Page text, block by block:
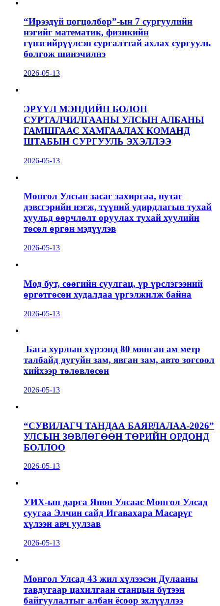
“Ирээдүй цогцолбор”-ын 7 сургуулийн
нэгийг математик, физикийн
гүнзгийрүүлсэн сургалттай ахлах сургууль
болгож шинэчилнэ
2026-05-13
ЭРҮҮЛ МЭНДИЙН БОЛОН
СУРТАЛЧИЛГААНЫ УЛСЫН АЛБАНЫ
ГАМШГААС ХАМГААЛАХ КОМАНД
ШТАБЫН СУРГУУЛЬ ЭХЭЛЛЭЭ
2026-05-13
Монгол Улсын засаг захиргаа, нутаг
дэвсгэрийн нэгж, түүний удирдлагын тухай
хуульд өөрчлөлт оруулах тухай хуулийн
төсөл өргөн мэдүүлэв
2026-05-13
Мод бут, сөөгийн суулгац, үр үрслэгээний
өргөтгөсөн худалдаа үргэлжилж байна
2026-05-13
Бага хурлын хүрээнд 80 мянган ам метр
талбайд дугуйн зам, явган зам, авто зогсоол
хийхээр төлөвлөсөн
2026-05-13
“СУВИЛАГЧ ТАНДАА БАЯРЛАЛАА-2026”
УЛСЫН ЗӨВЛӨГӨӨН ТӨРИЙН ОРДОНД
БОЛЛОО
2026-05-13
УИХ-ын дарга Япон Улсаас Монгол Улсад
суугаа Элчин сайд Игавахара Масарүг
хүлээн авч уулзав
2026-05-13
Монгол Улсад 43 жил хүлээсэн Дулааны
тавдугаар цахилгаан станцын бүтээн
байгуулалтыг албан ёсоор эхлүүллээ